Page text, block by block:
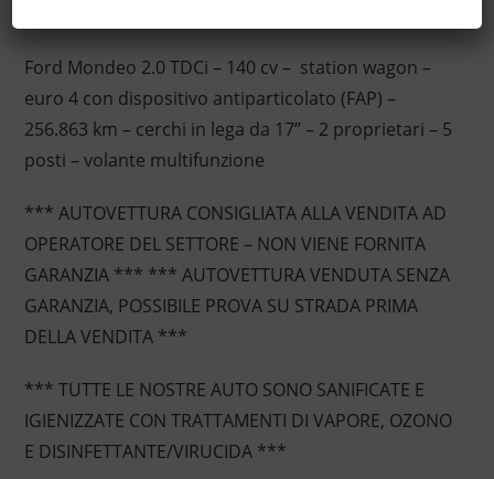
Ford Mondeo 2.0 TDCi – 140 cv – station wagon –
euro 4 con dispositivo antiparticolato (FAP) –
256.863 km – cerchi in lega da 17” – 2 proprietari – 5
posti – volante multifunzione
*** AUTOVETTURA CONSIGLIATA ALLA VENDITA AD
OPERATORE DEL SETTORE – NON VIENE FORNITA
GARANZIA *** *** AUTOVETTURA VENDUTA SENZA
GARANZIA, POSSIBILE PROVA SU STRADA PRIMA
DELLA VENDITA ***
*** TUTTE LE NOSTRE AUTO SONO SANIFICATE E
IGIENIZZATE CON TRATTAMENTI DI VAPORE, OZONO
E DISINFETTANTE/VIRUCIDA ***